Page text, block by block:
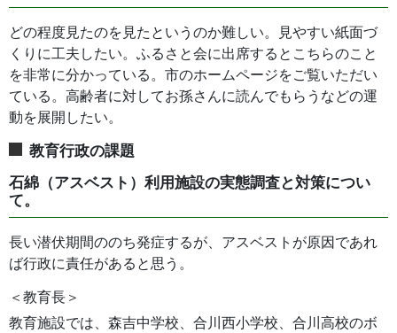
どの程度見たのを見たというのか難しい。見やすい紙面づ
くりに工夫したい。ふるさと会に出席するとこちらのこと
を非常に分かっている。市のホームページをご覧いただい
ている。高齢者に対してお孫さんに読んでもらうなどの運
動を展開したい。
教育行政の課題
石綿（アスベスト）利用施設の実態調査と対策につい
て。
長い潜伏期間ののち発症するが、アスベストが原因であれ
ば行政に責任があると思う。
＜教育長＞
教育施設では、森吉中学校、合川西小学校、合川高校のボ